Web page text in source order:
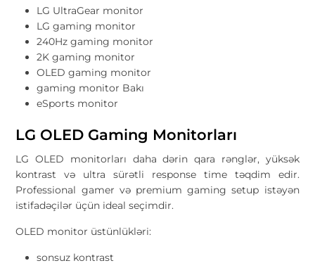
LG UltraGear monitor
LG gaming monitor
240Hz gaming monitor
2K gaming monitor
OLED gaming monitor
gaming monitor Bakı
eSports monitor
LG OLED Gaming Monitorları
LG OLED monitorları daha dərin qara rənglər, yüksək
kontrast və ultra sürətli response time təqdim edir.
Professional gamer və premium gaming setup istəyən
istifadəçilər üçün ideal seçimdir.
OLED monitor üstünlükləri:
sonsuz kontrast